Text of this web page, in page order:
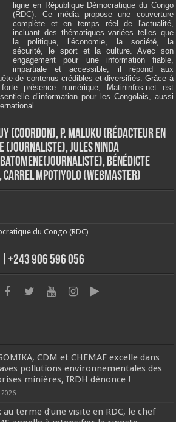
ligne en République Démocratique du Congo
(RDC). Ce média propose une couverture
complète et en temps réel de l'actualité,
incluant des thématiques variées telles que
la politique, l’économie, la société, la
sécurité, le sport et la culture. Avec son
engagement pour une information fiable,
impartiale et accessible, il répond aux
de contenus crédibles et diversifiés. Grâce à
présence numérique, Matininfos.net est
d’information pour les Congolais, aussi
(Coordon), P. Maluku (Rédacteur en
(Journaliste), Jules Ninda
Bénédicte
Carrel Mpotiyolo (Webmaster)
du Congo (RDC)
906 596 056
CDM et CHEMAF excelle dans
pollutions environnementales des
minières, IRDH dénonce !
au terme d’une visite en RDC, le chef